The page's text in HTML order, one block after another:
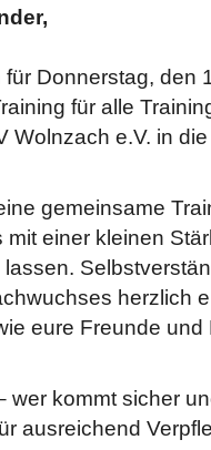
Donnerstag, den
für alle
Wolnzach e.V. in
gemeinsame
einer kleinen
herzlich
eure Freunde und
wer kommt sicher
ausreichend